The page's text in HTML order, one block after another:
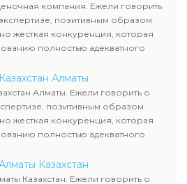
компания. Ежели говорить
позитивным образом
жесткая конкуренция, которая
полностью адекватного
Алматы
Алматы. Ежели говорить о
позитивным образом
жесткая конкуренция, которая
полностью адекватного
Казахстан
Казахстан. Ежели говорить о